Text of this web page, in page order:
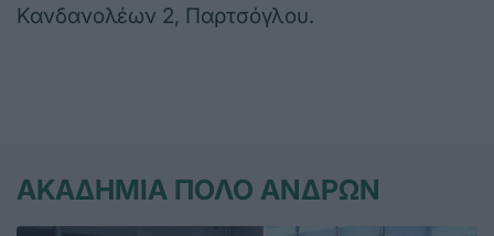
Κανδανολέων 2, Παρτσόγλου.
ΑΚΑΔΗΜΙΑ ΠΟΛΟ ΑΝΔΡΩΝ